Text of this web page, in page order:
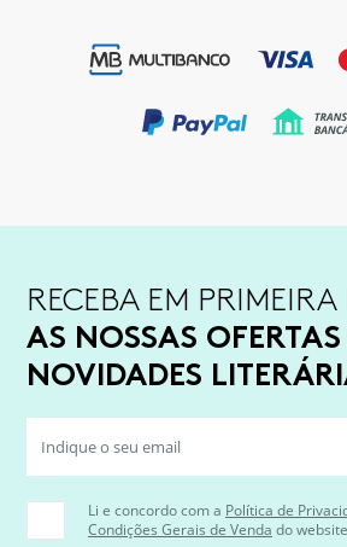
RECEBA EM
AS NOSSAS OFERTAS
NOVIDADES
Li e concordo com a Política de
Condições Gerais de Venda do